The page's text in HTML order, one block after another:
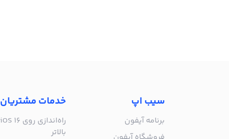
سیب اپ
برنامه آیفون
خدمات مشتریان
بالاتر